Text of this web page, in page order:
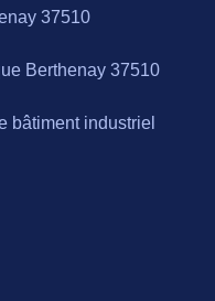
37510
Berthenay 37510
bâtiment industriel